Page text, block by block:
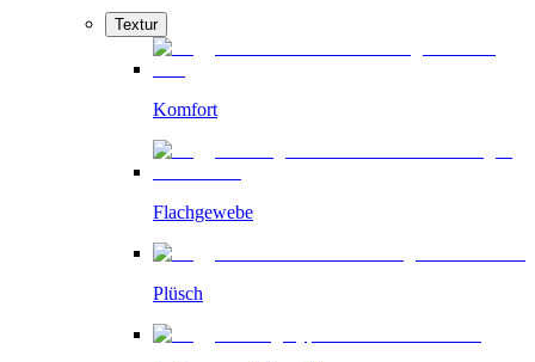
Textur
Komfort
Flachgewebe
Plüsch